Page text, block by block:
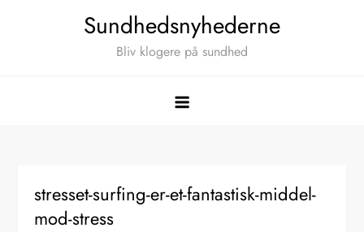
Sundhedsnyhederne
Bliv klogere på sundhed
stresset-surfing-er-et-fantastisk-middel-
mod-stress